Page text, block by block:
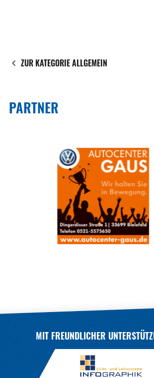
ZUR KATEGORIE ALLGEMEIN
PARTNER
MIT FREUNDLICHER